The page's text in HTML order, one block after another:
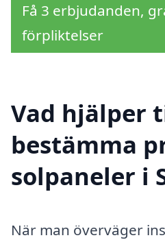
Få 3 erbjudanden,
förpliktelser
Vad hjälper
bestämma
solpaneler i
När man överväger